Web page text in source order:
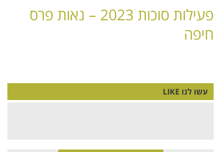
פעילות סוכות 2023 – נאות פרס
חיפה
עשו לנו LIKE